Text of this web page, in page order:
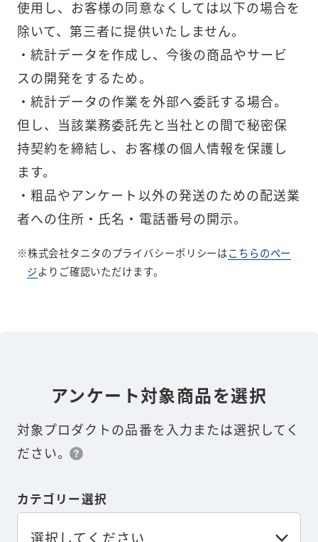
使用し、お客様の同意なくしては以下の場合を
除いて、第三者に提供いたしません。
・統計データを作成し、今後の商品やサービ
スの開発をするため。
・統計データの作業を外部へ委託する場合。
但し、当該業務委託先と当社との間で秘密保
持契約を締結し、お客様の個人情報を保護し
ます。
・粗品やアンケート以外の発送のための配送業
者への住所・氏名・電話番号の開示。
※株式会社タニタのプライバシーポリシーはこちらのペー
ジよりご確認いただけます。
アンケート対象商品を選択
対象プロダクトの品番を入力または選択してく
ださい。
カテゴリー選択